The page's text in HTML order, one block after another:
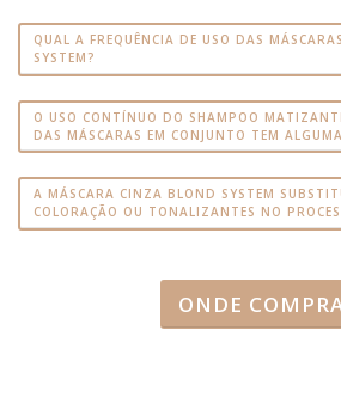
QUAL A FREQUÊNCIA DE USO DAS
SYSTEM?
O USO CONTÍNUO DO SHAMPOO
DAS MÁSCARAS EM CONJUNTO TEM
A MÁSCARA CINZA BLOND SYSTEM
COLORAÇÃO OU TONALIZANTES NO
ONDE